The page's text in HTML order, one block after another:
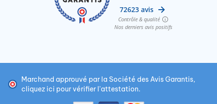
Marchand approuvé par la Société des Avis Garantis,
cliquez ici pour vérifier l'attestation.